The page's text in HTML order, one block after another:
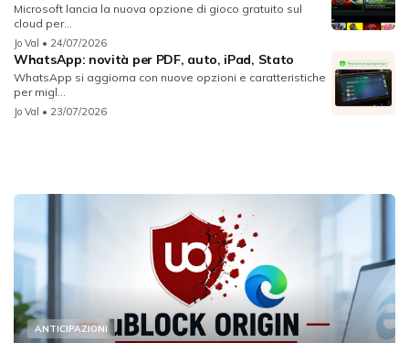
Microsoft lancia la nuova opzione di gioco gratuito sul
cloud per...
Jo Val • 24/07/2026
WhatsApp: novità per PDF, auto, iPad, Stato
WhatsApp si aggiorna con nuove opzioni e caratteristiche
per migl...
Jo Val • 23/07/2026
ANTICIPAZIONI